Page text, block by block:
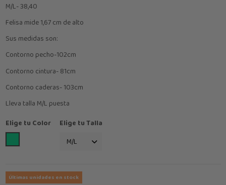
M/L- 38,40
Felisa mide 1,67 cm de alto
Sus medidas son:
Contorno pecho-102cm
Contorno cintura- 81cm
Contorno caderas- 103cm
Lleva talla M/L puesta
Elige tu Color
VESRDE ESMERALDA
Elige tu Talla
Últimas unidades en stock